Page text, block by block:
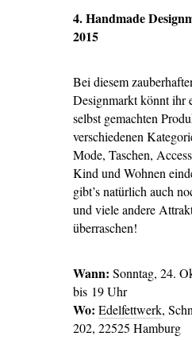
4. Handmade
2015
Bei diesem
Designmarkt könnt ihr
selbst gemachten
verschiedenen
Mode, Taschen,
Kind und Wohnen
gibt’s natürlich auch
und viele andere
überraschen!
Wann: Sonntag, 24.
bis 19 Uhr
Wo: Edelfettwerk,
202, 22525 Hamburg